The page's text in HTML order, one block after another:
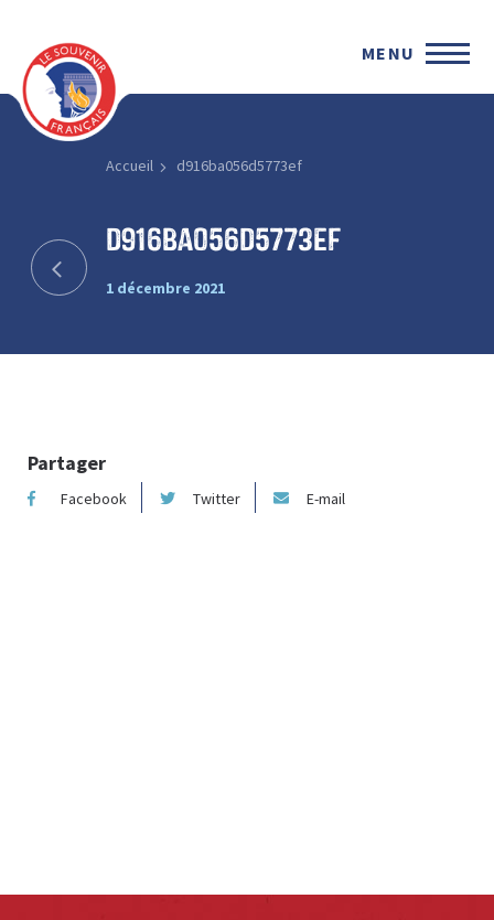
MENU
Accueil d916ba056d5773ef
d916ba056d5773ef
1 décembre 2021
Partager
Facebook Twitter E-mail